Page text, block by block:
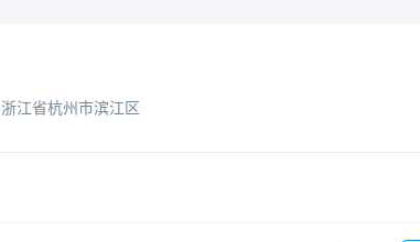
浙江省杭州市滨江区